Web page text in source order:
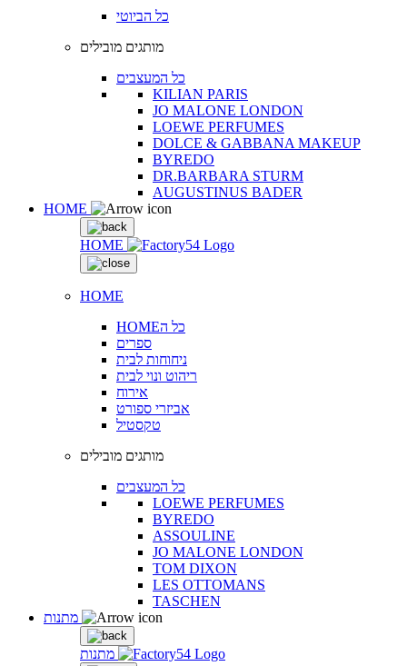
כל הביוטי
מותגים מובילים
כל המעצבים
KILIAN PARIS
JO MALONE LONDON
LOEWE PERFUMES
DOLCE & GABBANA MAKEUP
BYREDO
DR.BARBARA STURM
AUGUSTINUS BADER
HOME
HOME
HOME
HOMEכל ה
ספרים
ניחוחות לבית
ריהוט ונוי לבית
אירוח
אביזרי ספורט
טקסטיל
מותגים מובילים
כל המעצבים
LOEWE PERFUMES
BYREDO
ASSOULINE
JO MALONE LONDON
TOM DIXON
LES OTTOMANS
TASCHEN
מתנות